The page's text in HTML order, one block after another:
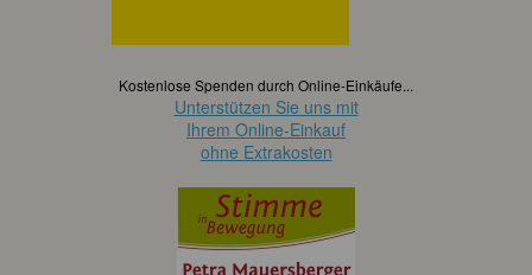
Kostenlose Spenden durch Online-Einkäufe...
Unterstützen Sie uns mit
Ihrem Online-Einkauf
ohne Extrakosten